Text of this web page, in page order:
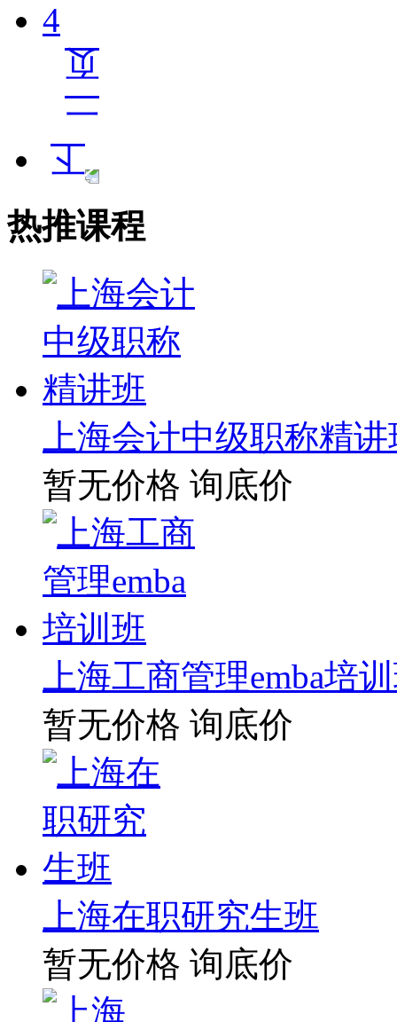
4
热推课程
上海会计中级职称精
暂无价格 询底价
上海工商管理emba培
暂无价格 询底价
上海在职研究生班
暂无价格 询底价